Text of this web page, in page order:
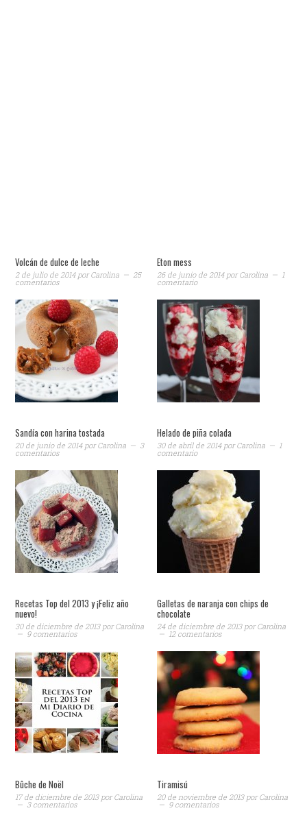
Volcán de dulce de leche
2 de julio de 2014porCarolina 25
comentarios
Eton mess
26 de junio de 2014porCarolina 1
comentario
Sandía con harina tostada
20 de junio de 2014porCarolina 3
comentarios
Helado de piña colada
30 de abril de 2014porCarolina 1
comentario
Recetas Top del 2013 y ¡Feliz año
nuevo!
30 de diciembre de 2013porCarolina
9 comentarios
Galletas de naranja con chips de
chocolate
24 de diciembre de 2013porCarolina
12 comentarios
Bûche de Noël
17 de diciembre de 2013porCarolina
3 comentarios
Tiramisú
20 de noviembre de 2013porCarolina
9 comentarios